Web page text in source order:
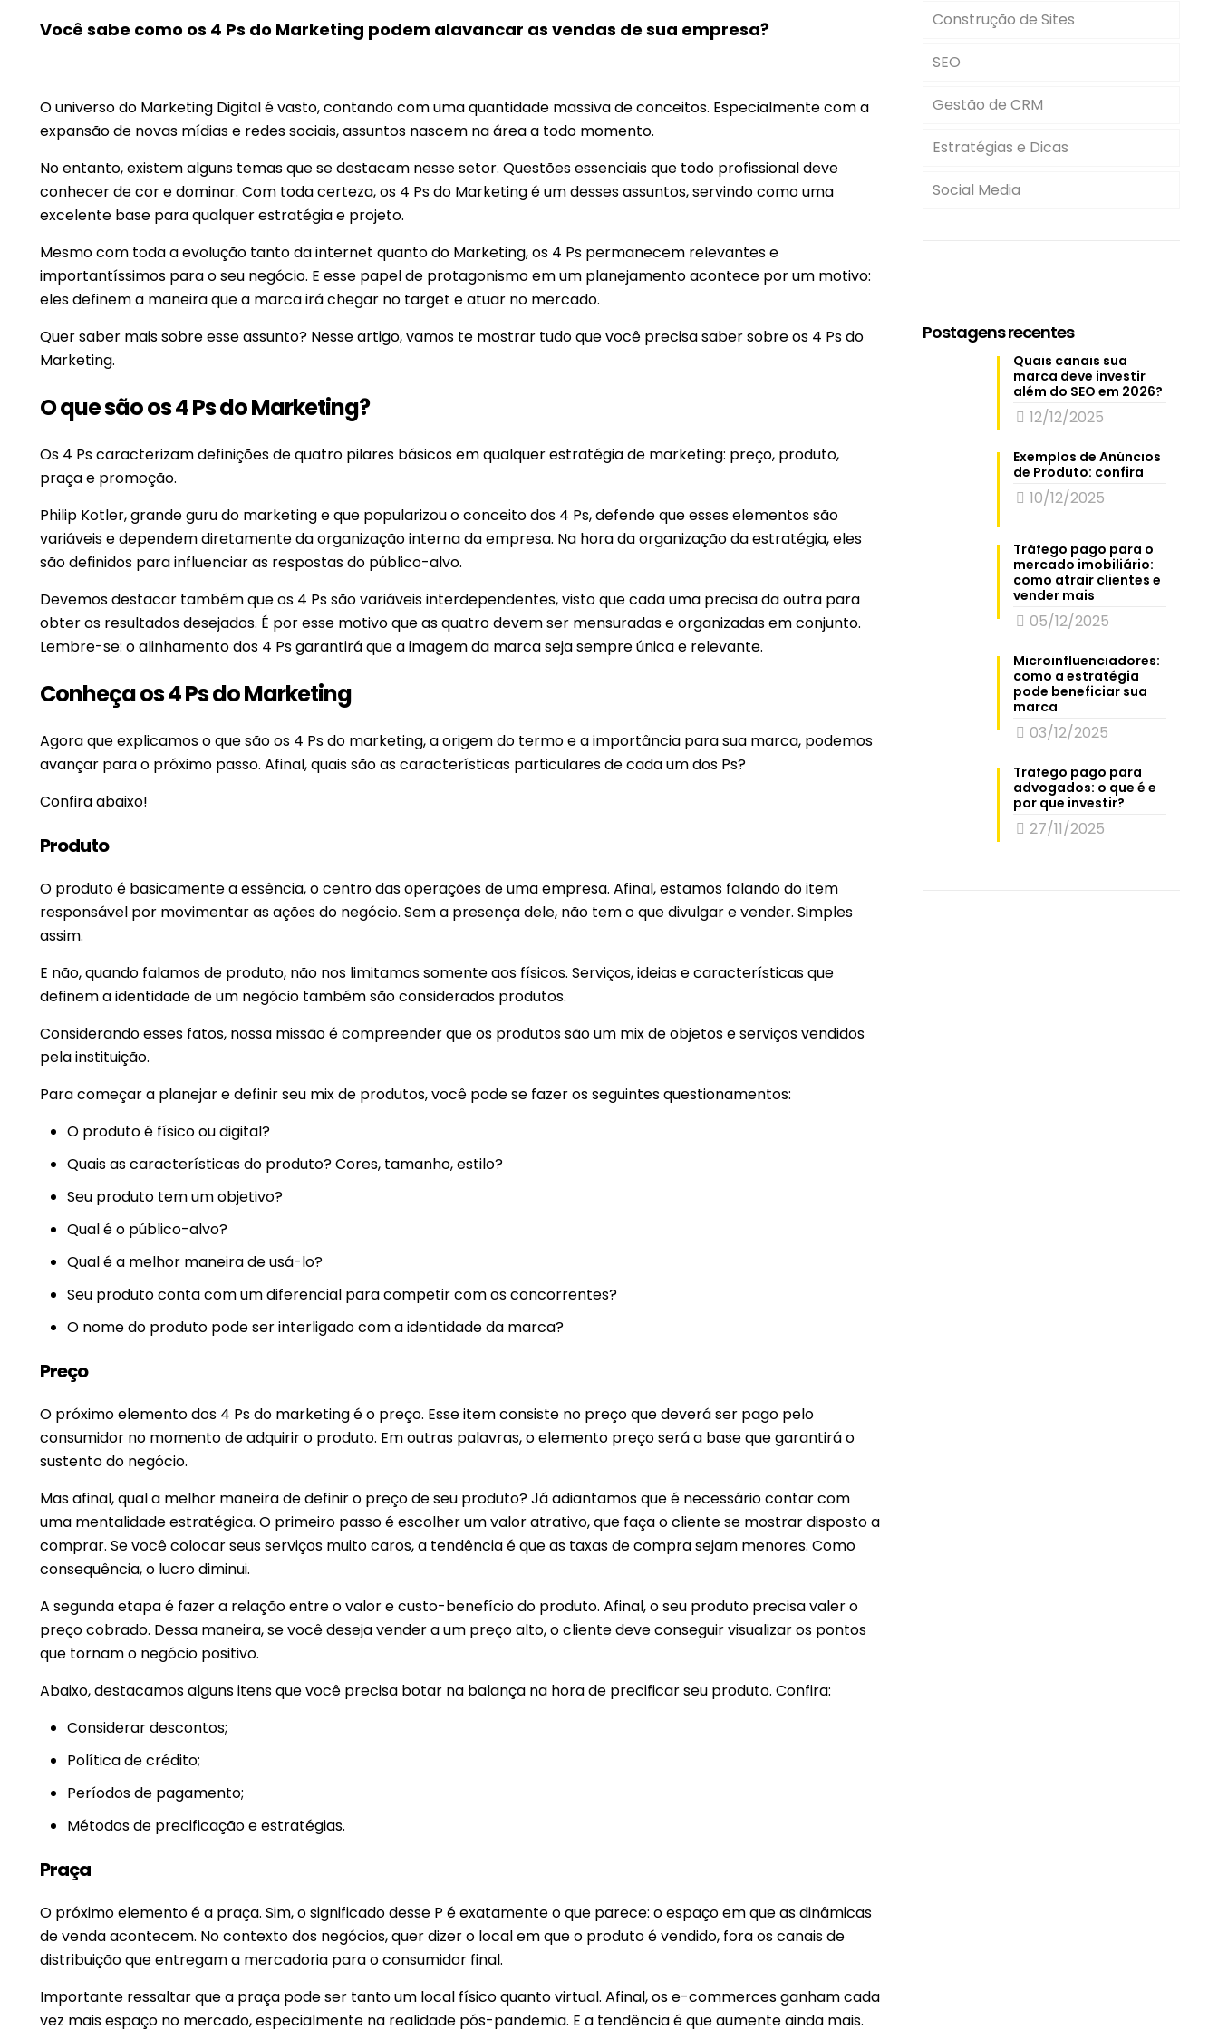
Você sabe como os 4 Ps do Marketing podem alavancar as vendas de sua empresa?
O universo do Marketing Digital é vasto, contando com uma quantidade massiva de conceitos. Especialmente com a
expansão de novas mídias e redes sociais, assuntos nascem na área a todo momento.
No entanto, existem alguns temas que se destacam nesse setor. Questões essenciais que todo profissional deve
conhecer de cor e dominar. Com toda certeza, os 4 Ps do Marketing é um desses assuntos, servindo como uma
excelente base para qualquer estratégia e projeto.
Mesmo com toda a evolução tanto da internet quanto do Marketing, os 4 Ps permanecem relevantes e
importantíssimos para o seu negócio. E esse papel de protagonismo em um planejamento acontece por um motivo:
eles definem a maneira que a marca irá chegar no target e atuar no mercado.
Quer saber mais sobre esse assunto? Nesse artigo, vamos te mostrar tudo que você precisa saber sobre os 4 Ps do
Marketing.
O que são os 4 Ps do Marketing?
Os 4 Ps caracterizam definições de quatro pilares básicos em qualquer estratégia de marketing: preço, produto,
praça e promoção.
Philip Kotler, grande guru do marketing e que popularizou o conceito dos 4 Ps, defende que esses elementos são
variáveis e dependem diretamente da organização interna da empresa. Na hora da organização da estratégia, eles
são definidos para influenciar as respostas do público-alvo.
Devemos destacar também que os 4 Ps são variáveis interdependentes, visto que cada uma precisa da outra para
obter os resultados desejados. É por esse motivo que as quatro devem ser mensuradas e organizadas em conjunto.
Lembre-se: o alinhamento dos 4 Ps garantirá que a imagem da marca seja sempre única e relevante.
Conheça os 4 Ps do Marketing
Agora que explicamos o que são os 4 Ps do marketing, a origem do termo e a importância para sua marca, podemos
avançar para o próximo passo. Afinal, quais são as características particulares de cada um dos Ps?
Confira abaixo!
Produto
O produto é basicamente a essência, o centro das operações de uma empresa. Afinal, estamos falando do item
responsável por movimentar as ações do negócio. Sem a presença dele, não tem o que divulgar e vender. Simples
assim.
E não, quando falamos de produto, não nos limitamos somente aos físicos. Serviços, ideias e características que
definem a identidade de um negócio também são considerados produtos.
Considerando esses fatos, nossa missão é compreender que os produtos são um mix de objetos e serviços vendidos
pela instituição.
Para começar a planejar e definir seu mix de produtos, você pode se fazer os seguintes questionamentos:
O produto é físico ou digital?
Quais as características do produto? Cores, tamanho, estilo?
Seu produto tem um objetivo?
Qual é o público-alvo?
Qual é a melhor maneira de usá-lo?
Seu produto conta com um diferencial para competir com os concorrentes?
O nome do produto pode ser interligado com a identidade da marca?
Preço
O próximo elemento dos 4 Ps do marketing é o preço. Esse item consiste no preço que deverá ser pago pelo
consumidor no momento de adquirir o produto. Em outras palavras, o elemento preço será a base que garantirá o
sustento do negócio.
Mas afinal, qual a melhor maneira de definir o preço de seu produto? Já adiantamos que é necessário contar com
uma mentalidade estratégica. O primeiro passo é escolher um valor atrativo, que faça o cliente se mostrar disposto a
comprar. Se você colocar seus serviços muito caros, a tendência é que as taxas de compra sejam menores. Como
consequência, o lucro diminui.
A segunda etapa é fazer a relação entre o valor e custo-benefício do produto. Afinal, o seu produto precisa valer o
preço cobrado. Dessa maneira, se você deseja vender a um preço alto, o cliente deve conseguir visualizar os pontos
que tornam o negócio positivo.
Abaixo, destacamos alguns itens que você precisa botar na balança na hora de precificar seu produto. Confira:
Considerar descontos;
Política de crédito;
Períodos de pagamento;
Métodos de precificação e estratégias.
Praça
O próximo elemento é a praça. Sim, o significado desse P é exatamente o que parece: o espaço em que as dinâmicas
de venda acontecem. No contexto dos negócios, quer dizer o local em que o produto é vendido, fora os canais de
distribuição que entregam a mercadoria para o consumidor final.
Importante ressaltar que a praça pode ser tanto um local físico quanto virtual. Afinal, os e-commerces ganham cada
vez mais espaço no mercado, especialmente na realidade pós-pandemia. E a tendência é que aumente ainda mais.
Construção de Sites
SEO
Gestão de CRM
Estratégias e Dicas
Social Media
Postagens recentes
Quais canais sua
marca deve investir
além do SEO em 2026?
12/12/2025
Exemplos de Anúncios
de Produto: confira
10/12/2025
Tráfego pago para o
mercado imobiliário:
como atrair clientes e
vender mais
05/12/2025
Microinfluenciadores:
como a estratégia
pode beneficiar sua
marca
03/12/2025
Tráfego pago para
advogados: o que é e
por que investir?
27/11/2025